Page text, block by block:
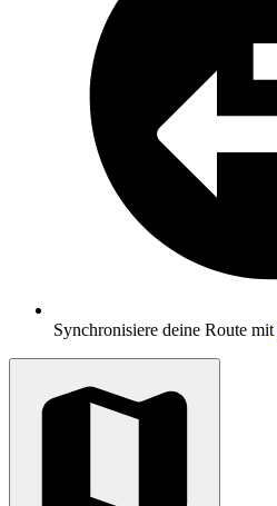
Synchronisiere deine Route mit